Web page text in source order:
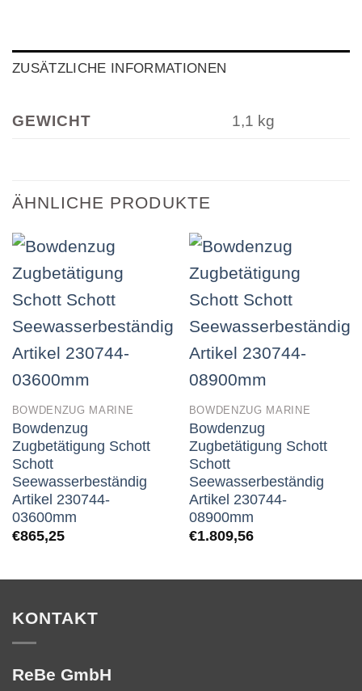
ZUSÄTZLICHE INFORMATIONEN
GEWICHT 1,1 kg
ÄHNLICHE PRODUKTE
BOWDENZUG MARINE
Bowdenzug
Zugbetätigung Schott
Schott
Seewasserbeständig
Artikel 230744-
03600mm
€865,25
BOWDENZUG MARINE
Bowdenzug
Zugbetätigung Schott
Schott
Seewasserbeständig
Artikel 230744-
08900mm
€1.809,56
KONTAKT
ReBe GmbH